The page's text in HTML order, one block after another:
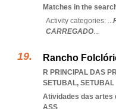
Matches in the
Activity categories: ...
CARREGADO...
Rancho
R PRINCIPAL DAS
SETUBAL, SETUBAL
Atividades das artes
ASS